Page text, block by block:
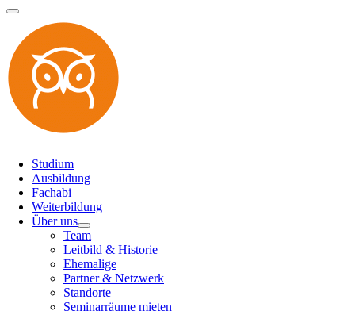
Studium
Ausbildung
Fachabi
Weiterbildung
Über uns
Team
Leitbild & Historie
Ehemalige
Partner & Netzwerk
Standorte
Seminarräume mieten